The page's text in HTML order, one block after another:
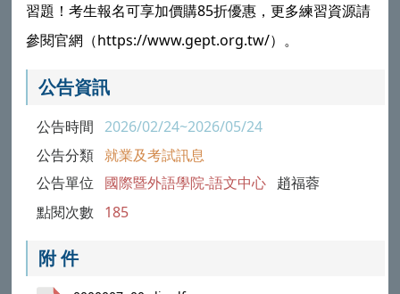
習題！考生報名可享加價購85折優惠，更多練習資源請
參閱官網（https://www.gept.org.tw/）。
公告資訊
公告時間 2026/02/24~2026/05/24
公告分類 就業及考試訊息
公告單位 國際暨外語學院-語文中心 趙福蓉
點閱次數 185
附 件